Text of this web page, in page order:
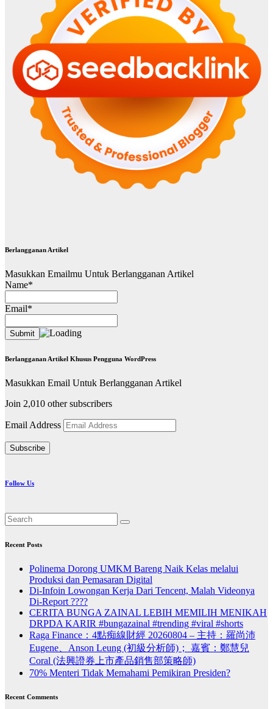
Berlangganan Artikel
Masukkan Emailmu Untuk Berlangganan Artikel
Name*
Email*
Berlangganan Artikel Khusus Pengguna WordPress
Masukkan Email Untuk Berlangganan Artikel
Join 2,010 other subscribers
Email Address
Subscribe
Follow Us
Recent Posts
Polinema Dorong UMKM Bareng Naik Kelas melalui
Produksi dan Pemasaran Digital
Di-Infoin Lowongan Kerja Dari Tencent, Malah Videonya
Di-Report ????
CERITA BUNGA ZAINAL LEBIH MEMILIH MENIKAH
DRPDA KARIR #bungazainal #trending #viral #shorts
Raga Finance：4點痴線財經 20260804 – 主持：羅尚沛
Eugene、Anson Leung (初級分析師)； 嘉賓：鄭慧兒
Coral (法興證券上市產品銷售部策略師)
70% Menteri Tidak Memahami Pemikiran Presiden?
Recent Comments